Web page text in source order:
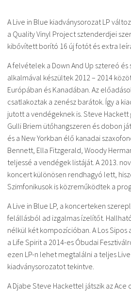
A Live in Blue kiadványsorozat LP
a Quality Vinyl Project sztenderdjei
kibővített borító 16 új fotót és extra
A felvételek a Down And Up sztereó
alkalmával készültek 2012 – 2014
Európában és Kanadában. Az
csatlakoztak a zenész barátok. Így a
jutott a vendégeknek is. Steve
Gulli Briem ütőhangszeren és dobon
és a New Yorkban élő kanadai
Bennett, Ella Fitzgerald, Woody
teljessé a vendégek listáját. A 2013.
koncert különösen rendhagyó lett,
Szimfonikusok is közreműködtek a
A Live in Blue LP, a koncerteken
felállásból ad izgalmas ízelítőt.
nélkül két kompozícióban. A Los
a Life Spirit a 2014-es Óbudai
ezen LP-n lehet megtalálni a teljes
kiadványsorozatot tekintve.
A Djabe Steve Hackettel játszik az Ace